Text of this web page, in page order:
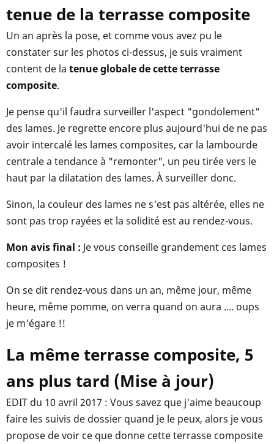
tenue de la terrasse composite
Un an après la pose, et comme vous avez pu le
constater sur les photos ci-dessus, je suis vraiment
content de la tenue globale de cette terrasse
composite.
Je pense qu'il faudra surveiller l'aspect "gondolement"
des lames. Je regrette encore plus aujourd'hui de ne pas
avoir intercalé les lames composites, car la lambourde
centrale a tendance à "remonter", un peu tirée vers le
haut par la dilatation des lames. À surveiller donc.
Sinon, la couleur des lames ne s'est pas altérée, elles ne
sont pas trop rayées et la solidité est au rendez-vous.
Mon avis final : Je vous conseille grandement ces lames
composites !
On se dit rendez-vous dans un an, même jour, même
heure, même pomme, on verra quand on aura .... oups
je m'égare !!
La même terrasse composite, 5
ans plus tard (Mise à jour)
EDIT du 10 avril 2017 : Vous savez que j'aime beaucoup
faire les suivis de dossier quand je le peux, alors je vous
propose de voir ce que donne cette terrasse composite